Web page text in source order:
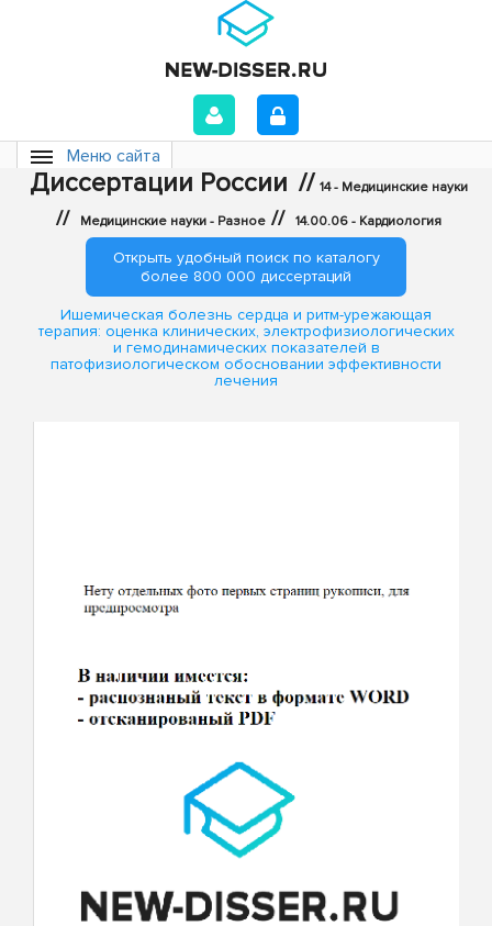
Меню сайта
Диссертации России // 14 - Медицинские науки
// Медицинские науки - Разное // 14.00.06 - Кардиология
Открыть удобный поиск по каталогу
более 800 000 диссертаций
Ишемическая болезнь сердца и ритм-урежающая
терапия: оценка клинических, электрофизиологических
и гемодинамических показателей в
патофизиологическом обосновании эффективности
лечения